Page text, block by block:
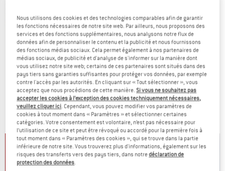
KOMMIT
Multisport CLIP Bundle
24,95 €
(0)
-35 %
M-WAVE
Stalwart Axle Steckachse
Remorque pour vélo
44,95 €29,22 €
(0)
Nous utilisons des cookies et des technologies comparables afin de garantir
les fonctions nécessaires de notre site web. Par ailleurs, nous proposons des
services et des fonctions supplémentaires, nous analysons notre flux de
données afin de personnaliser le contenu et la publicité et nous fournissons
des fonctions médias sociaux. Cela permet également à nos partenaires de
médias sociaux, de publicité et d'analyse de s'informer sur la manière dont
vous utilisez notre site web; certains de ces partenaires sont situés dans des
pays tiers sans garanties suffisantes pour protéger vos données, par exemple
contre l'accès par les autorités. En cliquant sur « Tout sélectionner », vous
acceptez que nous procédions de cette manière.Si vous ne souhaitez pas
accepter les cookies à l’exception des cookies techniquement nécessaires,
veuillez cliquer ici. Cependant, vous pouvez modifier vos paramètres de
cookies à tout moment dans « Paramètres » et sélectionner certaines
catégories. Votre consentement est volontaire, n’est pas nécessaire pour
l’utilisation de ce site et peut être révoqué ou accordé pour la première fois à
tout moment dans « Paramètres des cookies », qui se trouve dans la partie
inférieure de notre site. Vous trouverez plus d'informations, également sur les
risques des transferts vers des pays tiers, dans notredéclaration de
protection des données.